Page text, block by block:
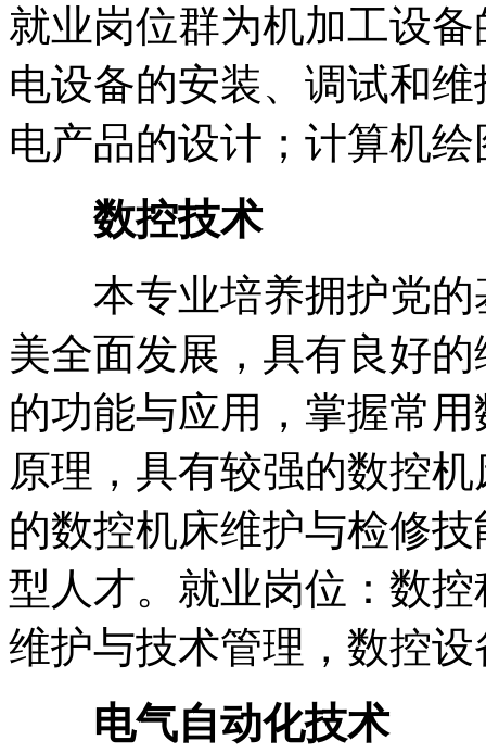
就业岗位群为机加工设
电设备的安装、调试和
电产品的设计；计算机绘
数控技术
本专业培养拥护党的
美全面发展，具有良好
的功能与应用，掌握常
原理，具有较强的数控
的数控机床维护与检修
型人才。就业岗位：数
维护与技术管理，数控
电气自动化技术